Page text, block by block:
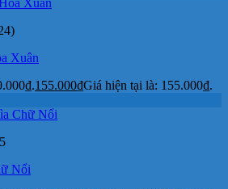
Xuân
155.000₫Giá hiện tại là: 155.000₫.
Nổi